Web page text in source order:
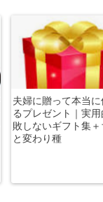
夫婦に贈って本当
るプレゼント｜実
敗しないギフト集
と変わり種